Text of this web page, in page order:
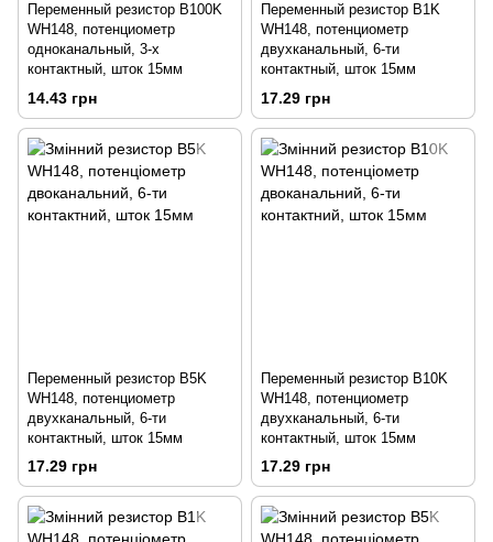
Переменный резистор B100K
WH148, потенциометр
одноканальный, 3-х
контактный, шток 15мм
14.43 грн
Переменный резистор B1K
WH148, потенциометр
двухканальный, 6-ти
контактный, шток 15мм
17.29 грн
Переменный резистор B5K
WH148, потенциометр
двухканальный, 6-ти
контактный, шток 15мм
17.29 грн
Переменный резистор B10K
WH148, потенциометр
двухканальный, 6-ти
контактный, шток 15мм
17.29 грн